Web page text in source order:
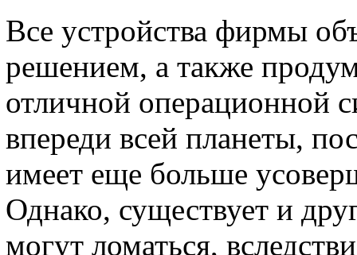
Все устройства фирмы
решением, а также
отличной операционной
впереди всей планеты,
имеет еще больше
Однако, существует и
могут ломаться,